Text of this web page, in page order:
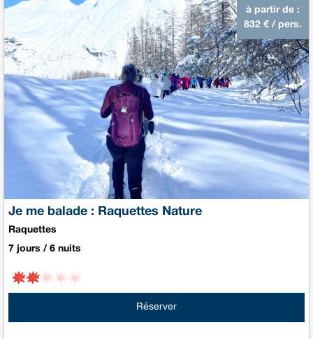
Je me balade : Raquettes Nature
Raquettes
à partir de :
832 € / pers.
7 jours / 6 nuits
Réserver